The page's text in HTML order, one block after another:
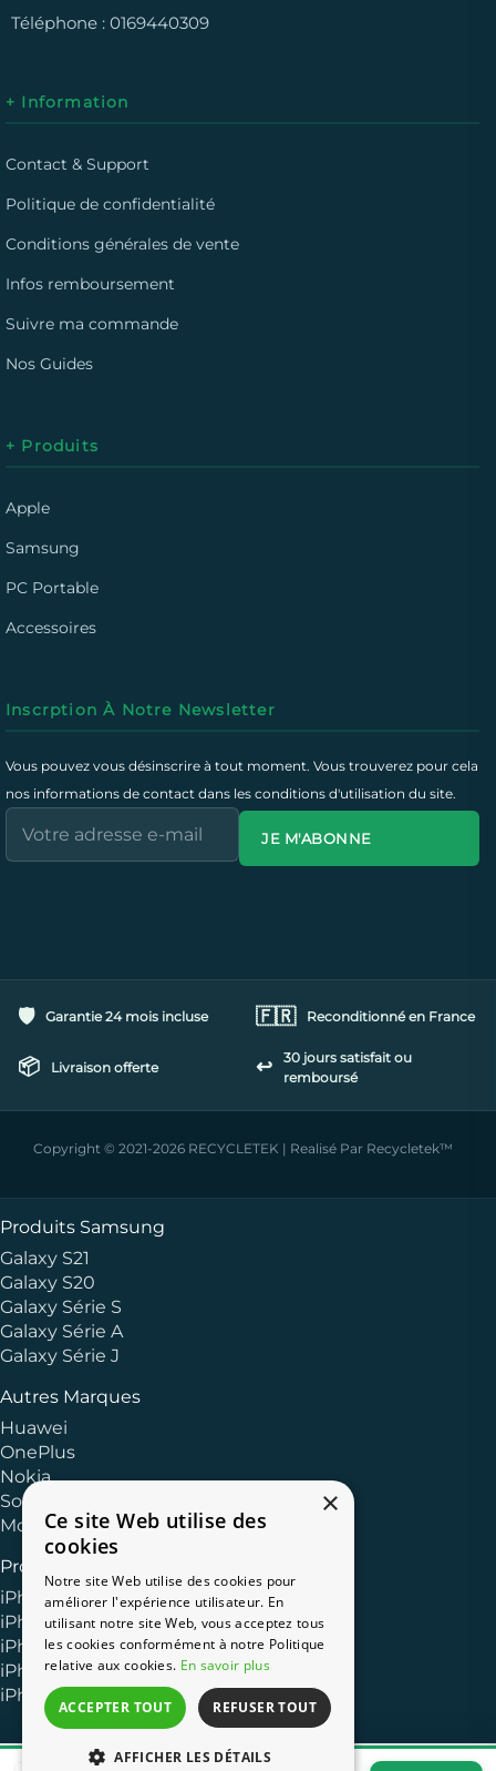
Galaxy J5 (2016) 16 Go Noir
Téléphone : 0169440309
+ Information
Contact & Support
Politique de confidentialité
Conditions générales de vente
Infos remboursement
Suivre ma commande
Nos Guides
+ Produits
Apple
Samsung
PC Portable
Accessoires
Inscrption À Notre Newsletter
Vous pouvez vous désinscrire à tout moment. Vous trouverez pour cela
nos informations de contact dans les conditions d'utilisation du site.
JE M'ABONNE
🛡️ Garantie 24 mois incluse 🇫🇷 Reconditionné en France
📦 Livraison offerte ↩️
30 jours satisfait ou
remboursé
Copyright © 2021-2026 RECYCLETEK | Realisé Par Recycletek™
Produits Apple
iPhone 13
iPhone 11
iPhone XR
iPhone 8
iPhone 7
Autres Marques
Huawei
OnePlus
Nokia
Sony
Motorola
Produits Samsung
Galaxy S21
Galaxy S20
Galaxy Série S
Galaxy Série A
Galaxy Série J
×
Ce site Web utilise des
cookies
Notre site Web utilise des cookies pour
améliorer l'expérience utilisateur. En
utilisant notre site Web, vous acceptez tous
les cookies conformément à notre Politique
relative aux cookies. En savoir plus
ACCEPTER TOUT REFUSER TOUT
AFFICHER LES DÉTAILS